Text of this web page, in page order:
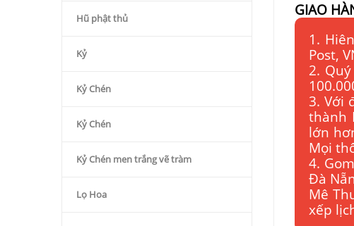
Hũ phật thủ
Kỷ
Kỷ Chén
Kỷ Chén
Kỷ Chén men trắng vẽ tràm
Lọ Hoa
GIAO
1.
Post,
2.
3. Với
thành
lớn
Mọi
4.
Đà
Mê
xếp